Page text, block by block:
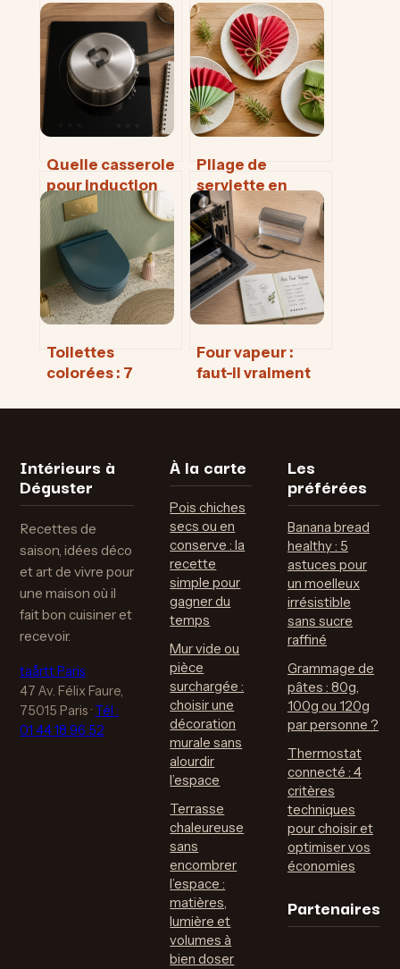
Quelle casserole
pour induction
choisir ? 4
critères
techniques pour
une cuisson
maîtrisée
Pliage de
serviette en
papier : 3
modèles express
pour une table
élégante à
moindre coût
Toilettes
colorées : 7
finitions mates
Four vapeur :
faut-il vraiment
réussir ses
Intérieurs à
Déguster
Recettes de
saison, idées déco
et art de vivre pour
une maison où il
fait bon cuisiner et
recevoir.
taårtt Paris
47 Av. Félix Faure,
75015 Paris · Tél :
01 44 18 96 52
À la carte
Pois chiches
secs ou en
conserve : la
recette
simple pour
gagner du
temps
Mur vide ou
pièce
surchargée :
choisir une
décoration
murale sans
alourdir
l’espace
Terrasse
chaleureuse
sans
encombrer
l’espace :
matières,
lumière et
volumes à
bien doser
Les
préférées
Banana bread
healthy : 5
astuces pour
un moelleux
irrésistible
sans sucre
raffiné
Grammage de
pâtes : 80g,
100g ou 120g
par personne ?
Thermostat
connecté : 4
critères
techniques
pour choisir et
optimiser vos
économies
Partenaires